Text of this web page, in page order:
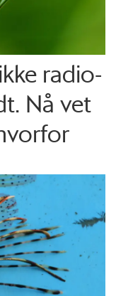
radio­
Nå vet